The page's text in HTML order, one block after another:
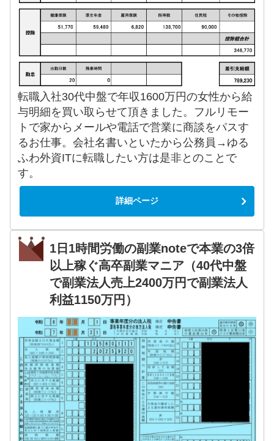
転職入社30代中盤で年収1600万円の女性から給
与明細を買い取らせて頂きました。フルリモー
トで家からメールや電話で営業に商談をパスす
るお仕事。会社名書いといたから公務員→ゆる
ふわ外資ITに転職したい方は是非とのことで
す。
詳細ページ
1日1時間労働の副業noteで本業の3倍
以上稼ぐ高卒副業マニア（40代中盤
で副業法人売上2400万円で副業法人
利益1150万円）